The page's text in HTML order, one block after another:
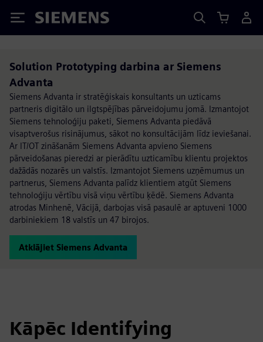
Siemens
Solution Prototyping darbina ar Siemens
Advanta
Siemens Advanta ir stratēģiskais konsultants un uzticams
partneris digitālo un ilgtspējības pārveidojumu jomā. Izmantojot
Siemens tehnoloģiju paketi, Siemens Advanta piedāvā
visaptverošus risinājumus, sākot no konsultācijām līdz ieviešanai.
Ar IT/OT zināšanām Siemens Advanta apvieno Siemens
pārveidošanas pieredzi ar pierādītu uzticamību klientu projektos
dažādās nozarēs un valstīs. Izmantojot Siemens uzņēmumus un
partnerus, Siemens Advanta palīdz klientiem atgūt Siemens
tehnoloģiju vērtību visā viņu vērtību ķēdē. Siemens Advanta
atrodas Minhenē, Vācijā, darbojas visā pasaulē ar aptuveni 1000
darbiniekiem 18 valstīs un 47 birojos.
Atklājiet Siemens Advanta
Kāpēc Identifying